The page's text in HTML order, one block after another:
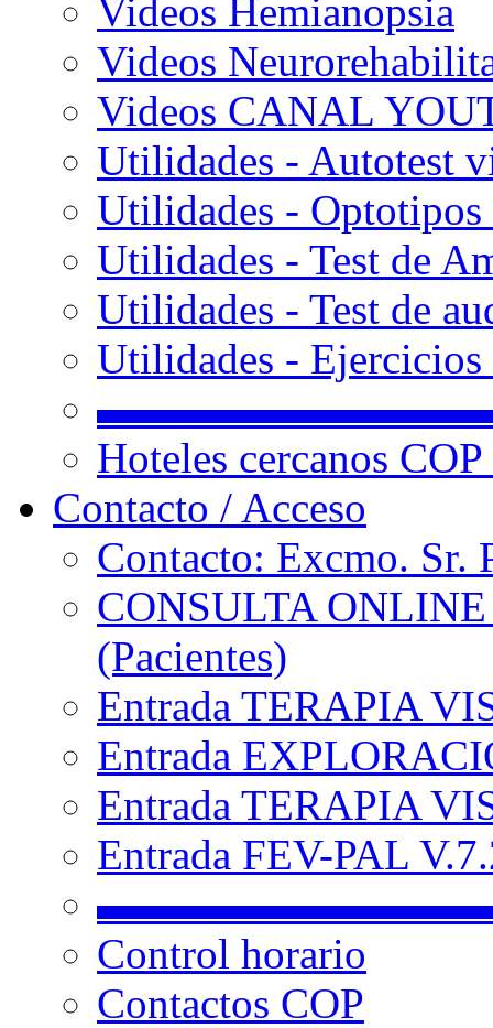
Videos Hemianopsia
Videos
Videos CANAL
Utilidades - Autotest
Utilidades -
Utilidades - Test de
Utilidades - Test de
Utilidades -
Hoteles cercanos
Contacto / Acceso
Contacto: Excmo. Sr.
CONSULTA
(Pacientes)
Entrada TERAPIA
Entrada
Entrada TERAPIA
Entrada FEV-PAL
Control horario
Contactos COP